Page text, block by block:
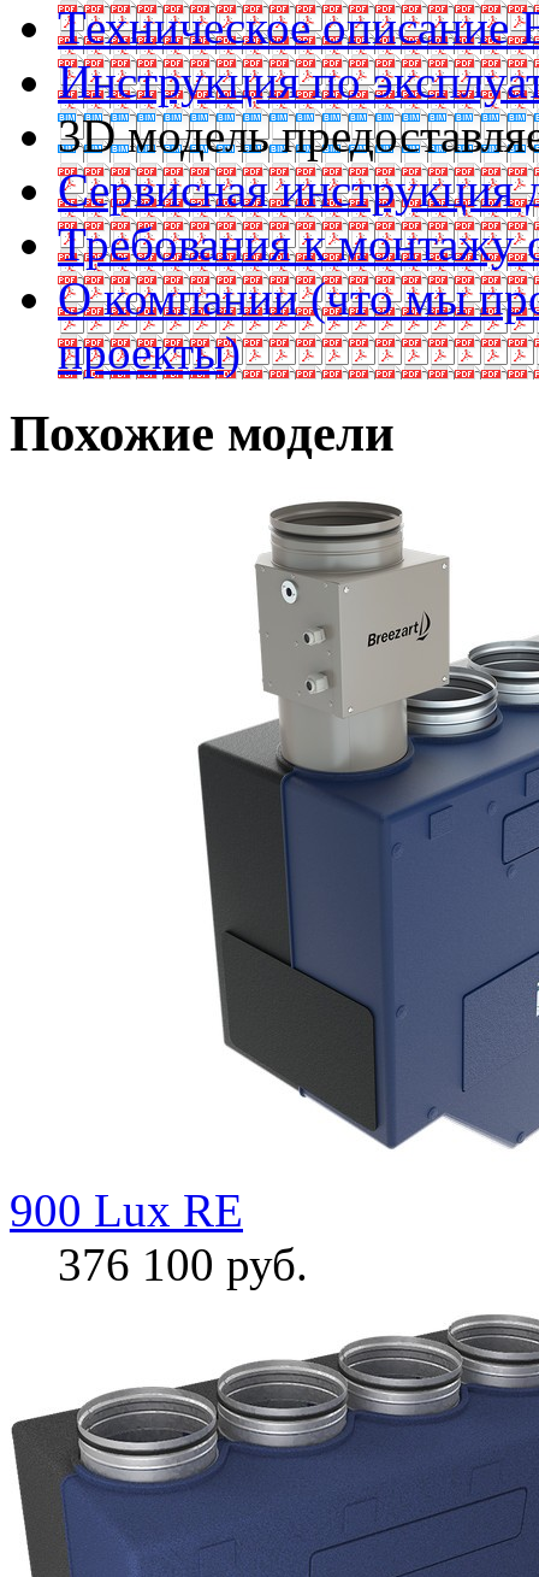
Техническое
Инструкция по
3D модель
Сервисная инструкция
Требования к монтажу
О компании (что мы
проекты)
Похожие модели
900 Lux RE
376 100 руб.